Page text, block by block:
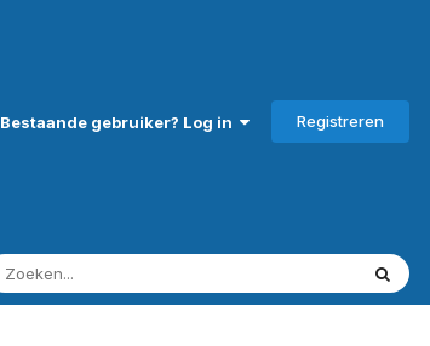
Bestaande gebruiker? Log in Registreren